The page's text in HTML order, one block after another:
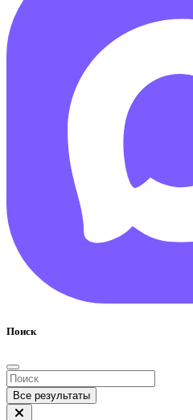
Поиск
Все результаты